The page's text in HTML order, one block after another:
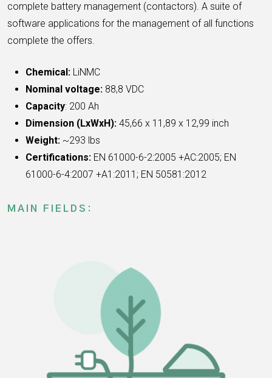
complete battery management (contactors). A suite of
software applications for the management of all functions
complete the offers.
Chemical: LiNMC
Nominal voltage: 88,8 VDC
Capacity: 200 Ah
Dimension (LxWxH): 45,66 x 11,89 x 12,99 inch
Weight: ~293 lbs
Certifications: EN 61000-6-2:2005 +AC:2005; EN
61000-6-4:2007 +A1:2011; EN 50581:2012
MAIN FIELDS: